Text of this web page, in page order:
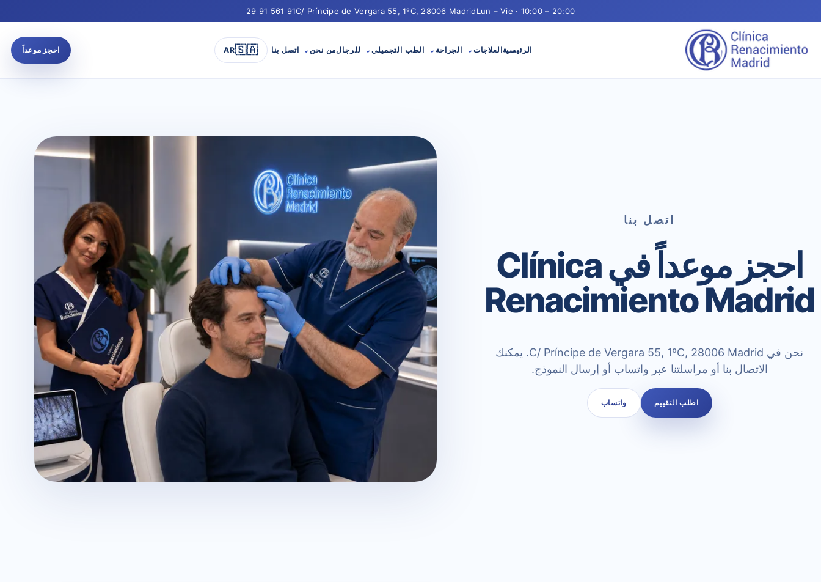
Lun – Vie · 10:00 – 20:00
C/ Príncipe de Vergara 55, 1ºC, 28006 Madrid
91 561 91 29
الرئيسيةالعلاجات الجراحة الطب التجميلي للرجالمن نحن اتصل بنا 🇸🇦
AR احجز موعداً
اتصل بنا
احجز موعداً في Clínica
Renacimiento Madrid
نحن في C/ Príncipe de Vergara 55, 1ºC, 28006 Madrid. يمكنك
الاتصال بنا أو مراسلتنا عبر واتساب أو إرسال النموذج.
اطلب التقييم واتساب